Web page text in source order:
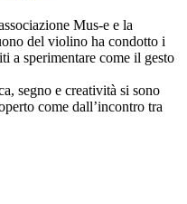
Mus-e e la
del violino ha condotto i
a sperimentare come il gesto
segno e creatività si sono
come dall’incontro tra